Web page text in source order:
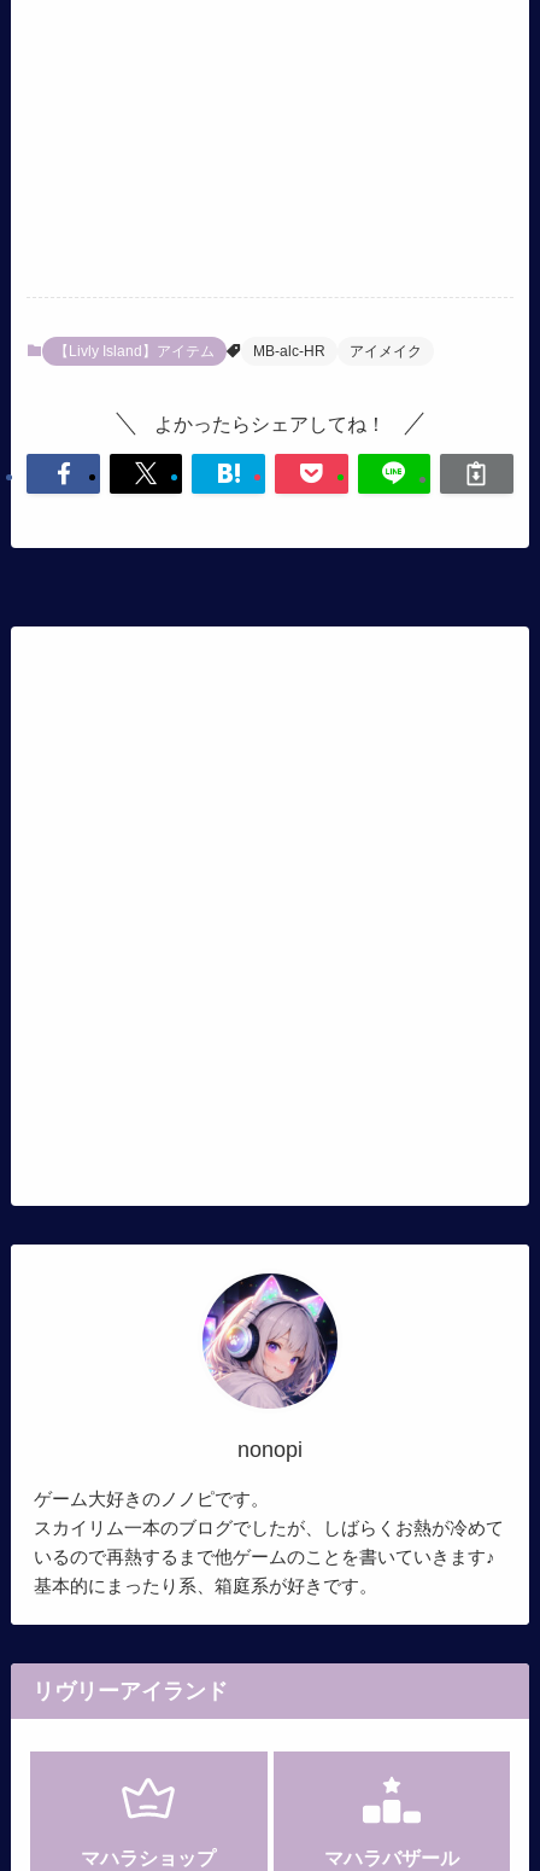
【Livly Island】アイテム MB-alc-HR アイメイク
よかったらシェアしてね！
nonopi
ゲーム大好きのノノピです。
スカイリム一本のブログでしたが、しばらくお熱が冷めて
いるので再熱するまで他ゲームのことを書いていきます♪
基本的にまったり系、箱庭系が好きです。
リヴリーアイランド
マハラショップ マハラバザール